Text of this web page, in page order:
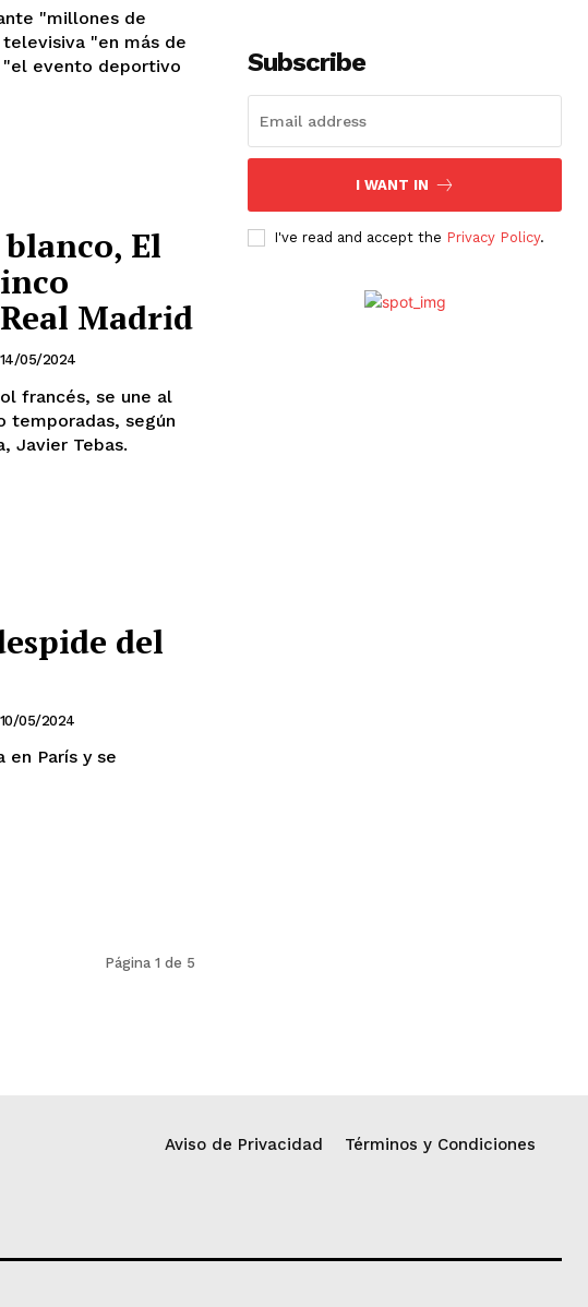
Hidalgo Jalisco
Yucatán
Veracruz
Tabasco
Sonora
"millones de
"en más de
"el evento deportivo
El
Madrid
14/05/2024
francés, se une al
temporadas, según
Javier Tebas.
del
10/05/2024
en París y se
Página 1 de 5
Subscribe
I WANT IN
I've read and accept the Privacy Policy.
Aviso de Privacidad Términos y Condiciones